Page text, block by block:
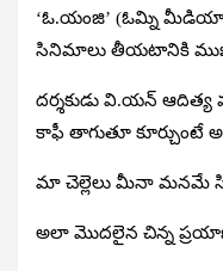
‘ఓ.యంజి’ (ఓమ్ని మీడియా
సినిమాలు తీయటానికి
దర్శకుడు వి.యన్‌ ఆదిత్య
కాఫీ తాగుతూ కూర్చుంటే
మా చెల్లెలు మీనా మనమే
అలా మొదలైన చిన్న